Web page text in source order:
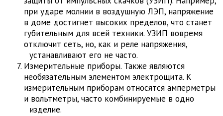
при ударе молнии в воздушную ЛЭП, напряжение
в доме достигнет высоких пределов, что станет
губительным для всей техники. УЗИП вовремя
отключит сеть, но, как и реле напряжения,
устанавливают его не часто.
Измерительные приборы. Также являются
необязательным элементом электрощита. К
измерительным приборам относятся амперметры
и вольтметры, часто комбинируемые в одно
изделие.